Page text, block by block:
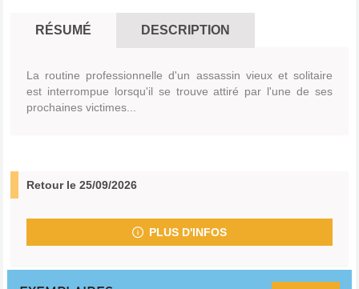
RÉSUMÉ DESCRIPTION
La routine professionnelle d'un assassin vieux et solitaire
est interrompue lorsqu'il se trouve attiré par l'une de ses
prochaines victimes...
Retour le 25/09/2026
PLUS D'INFOS